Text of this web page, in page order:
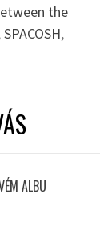
the
SPACOSH,
ALBU